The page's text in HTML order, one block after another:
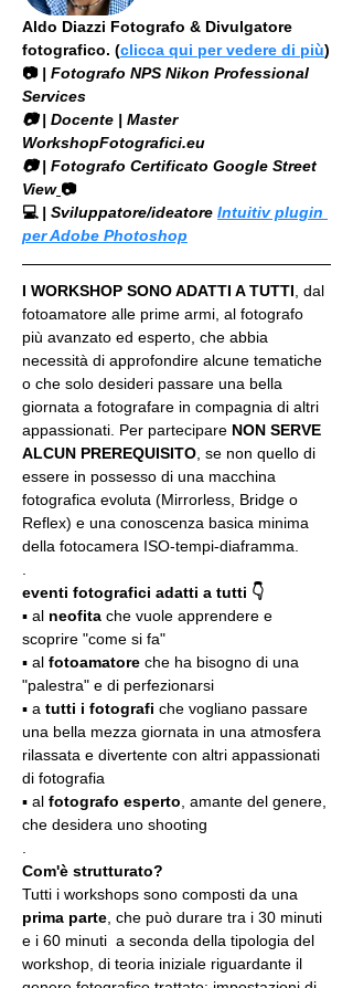
Aldo Diazzi Fotografo & Divulgatore
fotografico. (clicca qui per vedere di più)
📷 | Fotografo NPS Nikon Professional
Services
​📷 | Docente | Master
WorkshopFotografici.eu
📷 | Fotografo Certificato Google Street
View 📷
💻 | Sviluppatore/ideatore Intuitiv plugin
per Adobe Photoshop
I WORKSHOP SONO ADATTI A TUTTI , dal
fotoamatore alle prime armi, al fotografo
più avanzato ed esperto, che abbia
necessità di approfondire alcune tematiche
o che solo desideri passare una bella
giornata a fotografare in compagnia di altri
appassionati. Per partecipare NON SERVE
ALCUN PREREQUISITO , se non quello di
essere in possesso di una macchina
fotografica evoluta (Mirrorless, Bridge o
Reflex) e una conoscenza basica minima
della fotocamera ISO-tempi-diaframma.
eventi fotografici adatti a tutti 👇
▪️ al neofita che vuole apprendere e
scoprire "come si fa"
▪️ al fotoamatore che ha bisogno di una
"palestra" e di perfezionarsi
▪️ a tutti i fotografi che vogliano passare
una bella mezza giornata in una atmosfera
rilassata e divertente con altri appassionati
di fotografia
▪️ al fotografo esperto , amante del genere,
che desidera uno shooting
Com'è strutturato?
Tutti i workshops sono composti da una
prima parte , che può durare tra i 30 minuti
e i 60 minuti  a seconda della tipologia del
workshop, di teoria iniziale riguardante il